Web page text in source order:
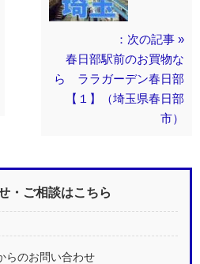
：次の記事 »
春日部駅前のお買物な
ら ララガーデン春日部
【１】（埼玉県春日部
市）
・ご相談はこちら
らのお問い合わせ